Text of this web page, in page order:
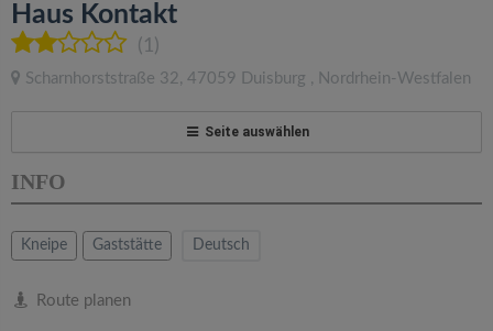
Haus Kontakt
(1)
Scharnhorststraße 32, 47059 Duisburg , Nordrhein-Westfalen
Seite auswählen
INFO
Kneipe Gaststätte Deutsch
Route planen
l
e
a
v